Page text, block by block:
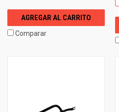
AGREGAR AL CARRITO
Comparar